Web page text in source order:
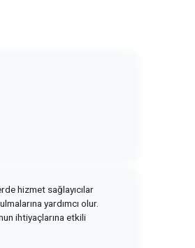
hizmet sağlayıcılar
yardımcı olur.
ihtiyaçlarına etkili